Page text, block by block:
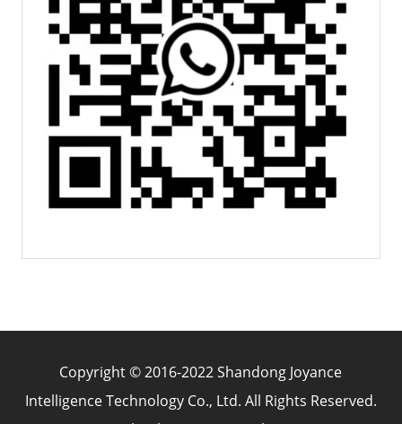
Copyright © 2016-2022 Shandong Joyance
Intelligence Technology Co., Ltd. All Rights Reserved.